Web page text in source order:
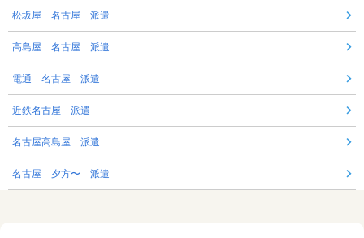
松坂屋 名古屋 派遣
高島屋 名古屋 派遣
電通 名古屋 派遣
近鉄名古屋 派遣
名古屋高島屋 派遣
名古屋 夕方〜 派遣